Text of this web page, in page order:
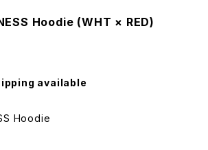
Hoodie (WHT × RED)
available
Hoodie